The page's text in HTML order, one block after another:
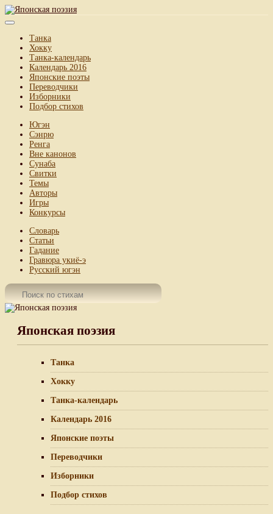
Танка
Хокку
Танка-календарь
Календарь 2016
Японские поэты
Переводчики
Изборники
Подбор стихов
Югэн
Сэнрю
Ренга
Вне канонов
Сунаба
Свитки
Темы
Авторы
Игры
Конкурсы
Словарь
Статьи
Гадание
Гравюра укиё-э
Русский югэн
Японская поэзия
Танка
Хокку
Танка-календарь
Календарь 2016
Японские поэты
Переводчики
Изборники
Подбор стихов